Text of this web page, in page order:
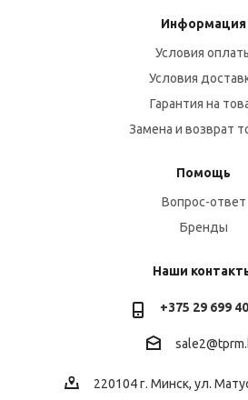
Информация
Условия
Условия
Гарантия на
Замена и возврат
Помощь
Вопрос-ответ
Бренды
Наши
+375 29 699
sale2@
220104 г. Минск, ул.